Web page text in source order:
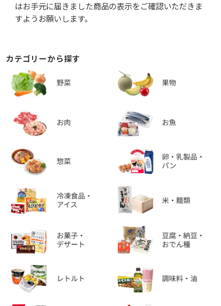
はお手元に届きました商品の表示をご確認いただきま
すようお願いします。
カテゴリーから探す